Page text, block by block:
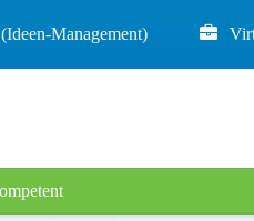
Management)